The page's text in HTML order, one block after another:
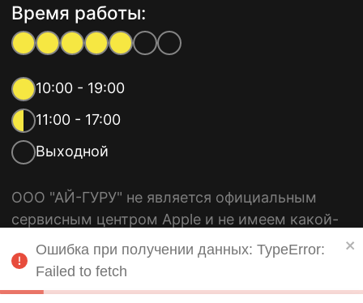
Время работы:
10:00 - 19:00
11:00 - 17:00
Выходной
ООО "АЙ-ГУРУ" не является официальным
сервисным центром Apple и не имеем какой-
либо связи с компанией Apple Inc. Все
используемые торговые марки, такие как
Ошибка при получении данных: TypeError:
Failed to fetch